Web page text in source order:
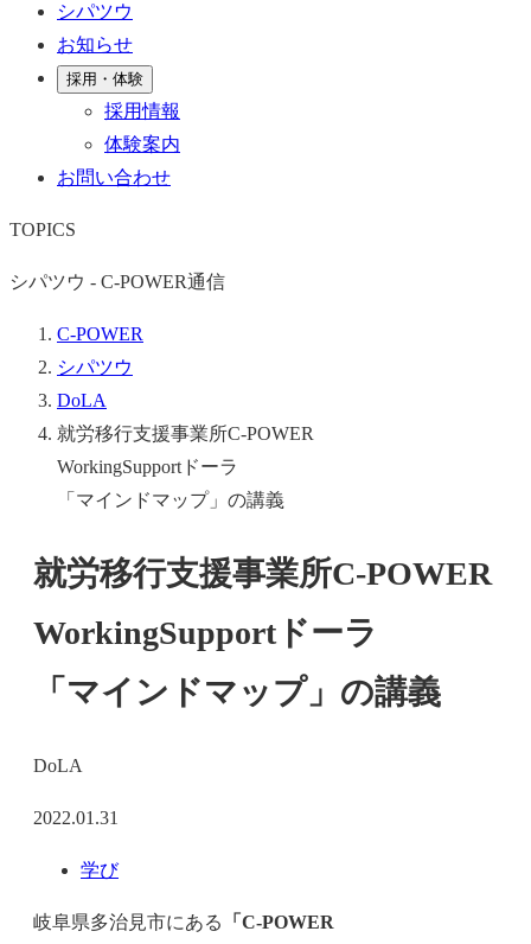
シパツウ
お知らせ
採用・体験
採用情報
体験案内
お問い合わせ
TOPICS
シパツウ - C-POWER通信
C-POWER
シパツウ
DoLA
就労移行支援事業所C-POWER
WorkingSupportドーラ
「マインドマップ」の講義
就労移行支援事業所C-POWER
WorkingSupportドーラ
「マインドマップ」の講義
DoLA
2022.01.31
学び
岐阜県多治見市にある
「C-POWER